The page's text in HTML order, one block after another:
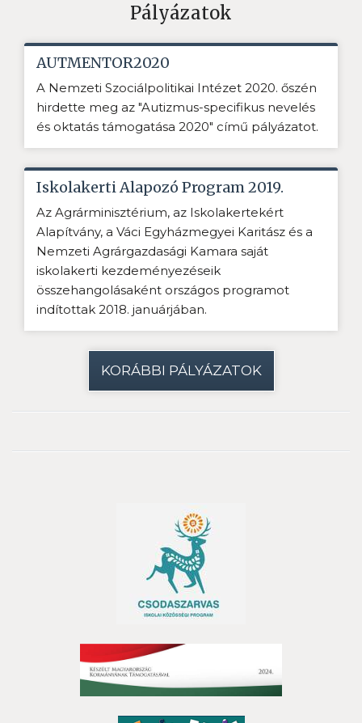
Pályázatok
AUTMENTOR2020
A Nemzeti Szociálpolitikai Intézet 2020. őszén
hirdette meg az "Autizmus-specifikus nevelés
és oktatás támogatása 2020" című pályázatot.
Iskolakerti Alapozó Program 2019.
Az Agrárminisztérium, az Iskolakertekért
Alapítvány, a Váci Egyházmegyei Karitász és a
Nemzeti Agrárgazdasági Kamara saját
iskolakerti kezdeményezéseik
összehangolásaként országos programot
indítottak 2018. januárjában.
KORÁBBI PÁLYÁZATOK